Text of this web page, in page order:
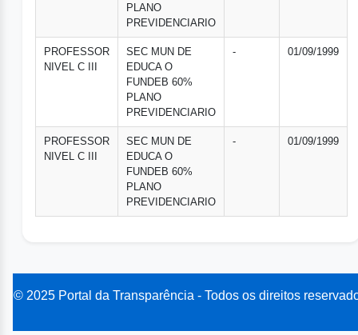
PLANO
PREVIDENCIARIO
PROFESSOR
NIVEL C III
SEC MUN DE
EDUCA O
FUNDEB 60%
PLANO
PREVIDENCIARIO
- 01/09/1999
PROFESSOR
NIVEL C III
SEC MUN DE
EDUCA O
FUNDEB 60%
PLANO
PREVIDENCIARIO
- 01/09/1999
© 2025 Portal da Transparência - Todos os direitos